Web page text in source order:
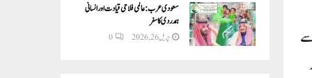
سعودی عرب: عالمی فلاحی قیادت اور انسانی
ہمدردی کا سفر
اپریل 26, 2026 0